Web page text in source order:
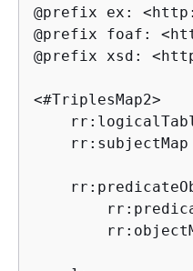
@prefix ex:
@prefix foaf:
@prefix xsd:
<#TriplesMap2>